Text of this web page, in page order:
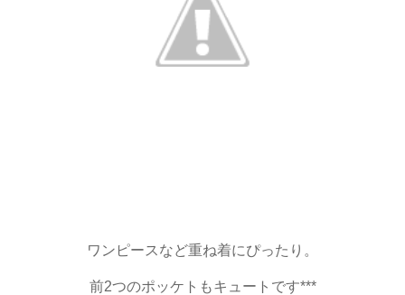
ワンピースなど重ね着にぴったり。
前2つのポッケトもキュートです***